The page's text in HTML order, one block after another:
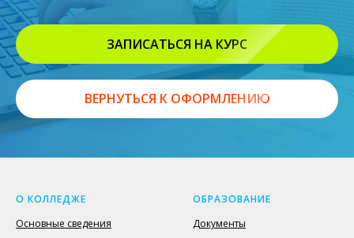
ЗАПИСАТЬСЯ НА КУРС
ВЕРНУТЬСЯ К ОФОРМЛЕНИЮ
О КОЛЛЕДЖЕ
Основные сведения
ОБРАЗОВАНИЕ
Документы